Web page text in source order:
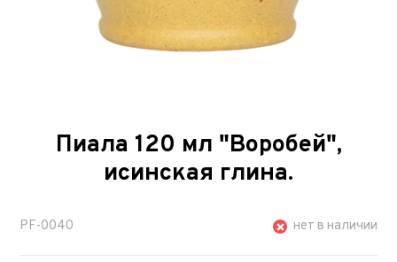
Пиала 120 мл "Воробей",
исинская глина.
PF-0040 нет в наличии